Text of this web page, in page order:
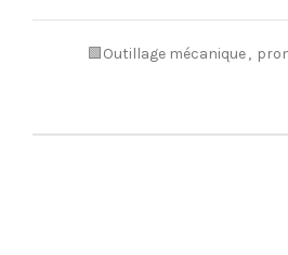
Outillage mécanique,